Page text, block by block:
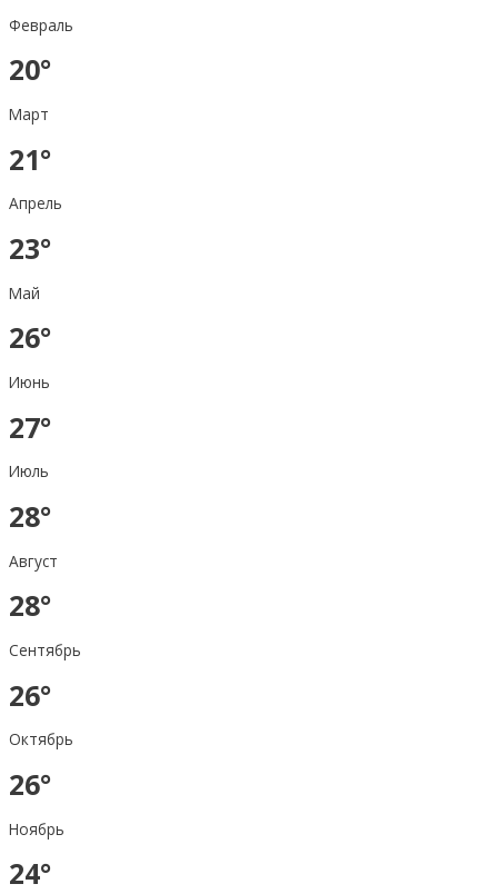
Февраль
20°
Март
21°
Апрель
23°
Май
26°
Июнь
27°
Июль
28°
Август
28°
Сентябрь
26°
Октябрь
26°
Ноябрь
24°